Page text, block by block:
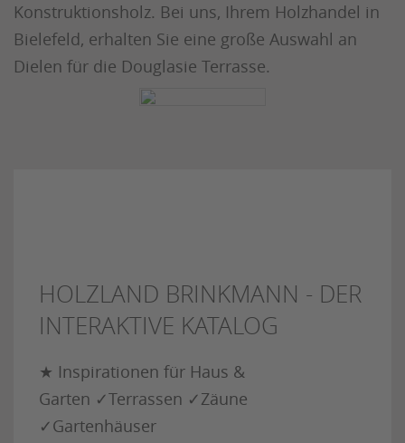
Konstruktionsholz. Bei uns, Ihrem Holzhandel in
Bielefeld, erhalten Sie eine große Auswahl an
Dielen für die Douglasie Terrasse.
HOLZLAND BRINKMANN - DER
INTERAKTIVE KATALOG
★ Inspirationen für Haus &
Garten ✓Terrassen ✓Zäune
✓Gartenhäuser